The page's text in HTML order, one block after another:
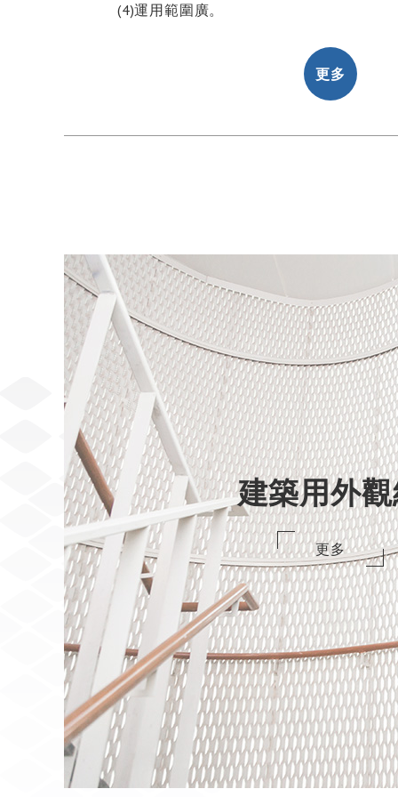
(4)運用範圍廣。
更多
建築用外
更多